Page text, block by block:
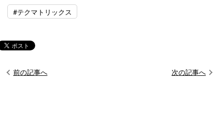
#テクマトリックス
前の記事へ 次の記事へ